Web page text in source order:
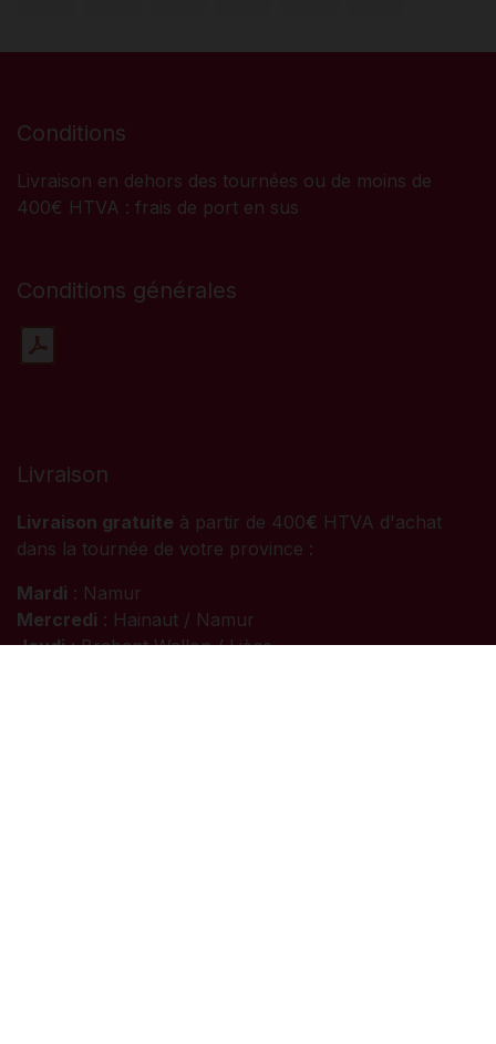
Conditions
Livraison en dehors des tournées ou de moins de
400€ HTVA : frais de port en sus
Conditions générales
Livraison
Livraison gratuite à partir de 400€ HTVA d'achat
dans la tournée de votre province :
Mardi : Namur
Mercredi : Hainaut / Namur
Jeudi: Brabant Wallon / Liège